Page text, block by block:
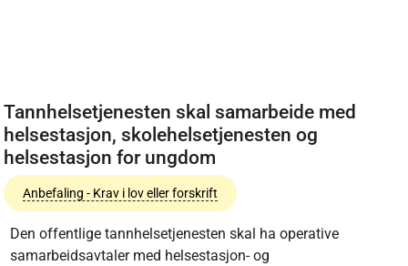
Tannhelsetjenesten skal samarbeide med
helsestasjon, skolehelsetjenesten og
helsestasjon for ungdom
Anbefaling - Krav i lov eller forskrift
Den offentlige tannhelsetjenesten skal ha operative
samarbeidsavtaler med helsestasjon- og